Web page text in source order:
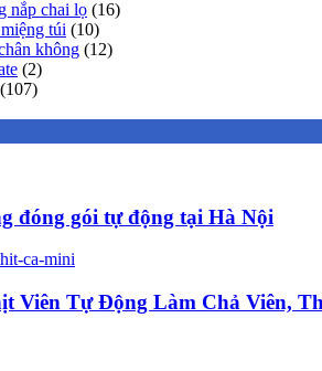
nắp chai lọ (16)
túi (10)
không (12)
(2)
(107)
đóng gói tự động tại Hà Nội
Viên Tự Động Làm Chả Viên,